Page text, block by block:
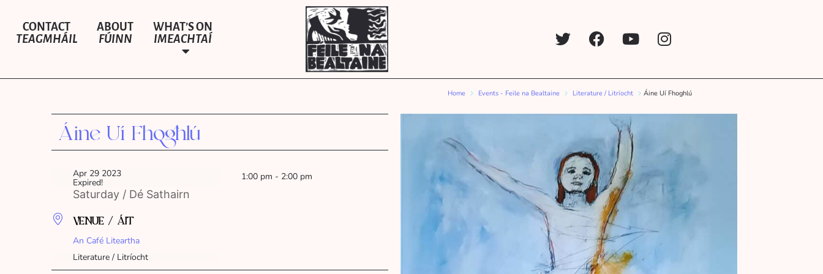
CONTACT
TEAGMHÁIL
ABOUT
FÚINN
WHAT’S ON
IMEACHTAÍ
Home Events - Feile na Bealtaine Literature / Litríocht Áine Uí Fhoghlú
Áine Uí Fhoghlú
Apr 29 2023
Expired!
Saturday / Dé Sathairn
1:00 pm - 2:00 pm
VENUE / ÁIT
An Café Liteartha
Literature / Litríocht